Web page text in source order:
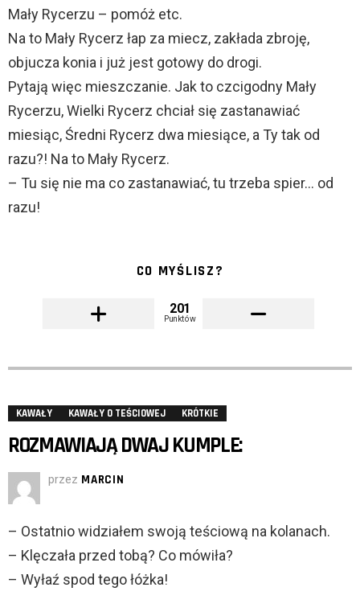
Mały Rycerzu – pomóż etc.
Na to Mały Rycerz łap za miecz, zakłada zbroję,
objucza konia i już jest gotowy do drogi.
Pytają więc mieszczanie. Jak to czcigodny Mały
Rycerzu, Wielki Rycerz chciał się zastanawiać
miesiąc, Średni Rycerz dwa miesiące, a Ty tak od
razu?! Na to Mały Rycerz.
– Tu się nie ma co zastanawiać, tu trzeba spier… od
razu!
CO MYŚLISZ?
201
Punktów
KAWAŁY KAWAŁY O TEŚCIOWEJ KRÓTKIE
ROZMAWIAJĄ DWAJ KUMPLE:
przez MARCIN
– Ostatnio widziałem swoją teściową na kolanach.
– Klęczała przed tobą? Co mówiła?
– Wyłaź spod tego łóżka!